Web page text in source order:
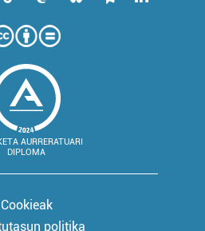
AURRERATUARI
DIPLOMA
Cookieak
politika